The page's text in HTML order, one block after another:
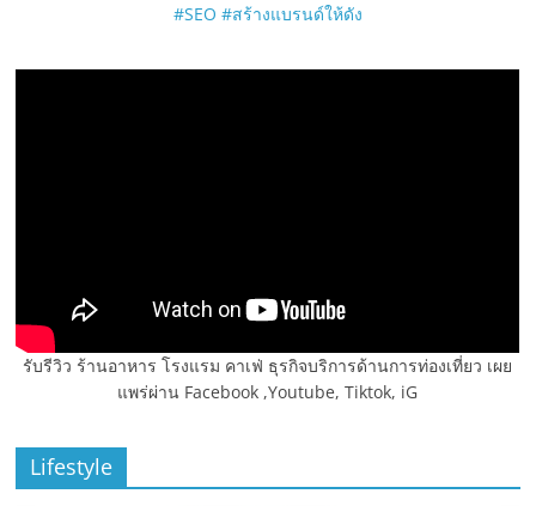
#SEO #สร้างแบรนด์ให้ดัง
รับรีวิว ร้านอาหาร โรงแรม คาเฟ่ ธุรกิจบริการด้านการท่องเที่ยว เผย
แพร่ผ่าน Facebook ,Youtube, Tiktok, iG
Lifestyle